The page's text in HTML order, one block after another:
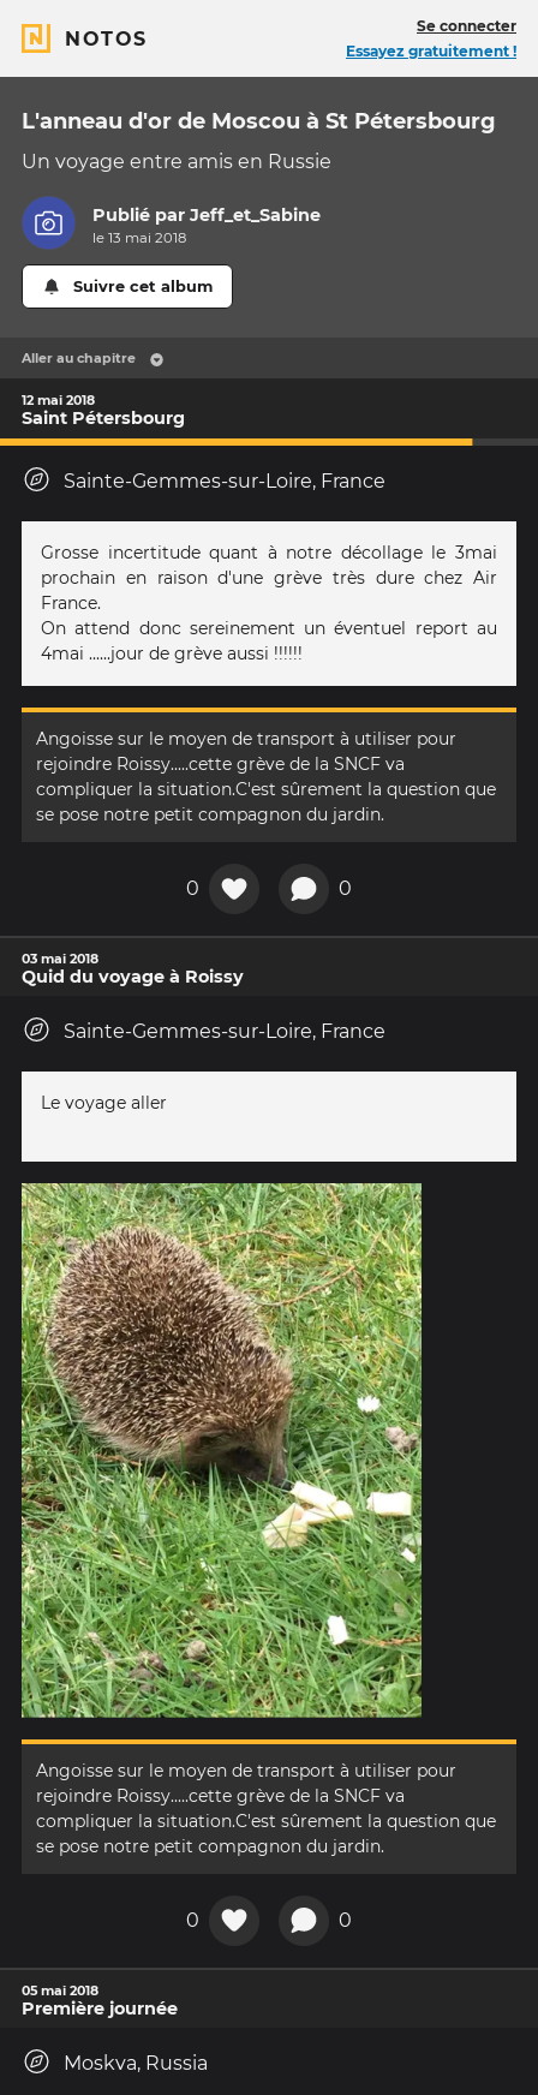
NOTOS
Se connecter
Essayez gratuitement !
L'anneau d'or de Moscou à St Pétersbourg
Un voyage entre amis en Russie
Publié parJeff_et_Sabine
le 13 mai 2018
Suivre cet album
Aller au chapitre
12 mai 2018
Saint Pétersbourg
Sainte-Gemmes-sur-Loire, France
Grosse incertitude quant à notre décollage le 3mai
prochain en raison d'une grève très dure chez Air
France.
On attend donc sereinement un éventuel report au
4mai ......jour de grève aussi !!!!!!
Angoisse sur le moyen de transport à utiliser pour
rejoindre Roissy.....cette grève de la SNCF va
compliquer la situation.C'est sûrement la question que
se pose notre petit compagnon du jardin.
0 0
03 mai 2018
Quid du voyage à Roissy
Sainte-Gemmes-sur-Loire, France
Le voyage aller
Angoisse sur le moyen de transport à utiliser pour
rejoindre Roissy.....cette grève de la SNCF va
compliquer la situation.C'est sûrement la question que
se pose notre petit compagnon du jardin.
0 0
05 mai 2018
Première journée
Moskva, Russia